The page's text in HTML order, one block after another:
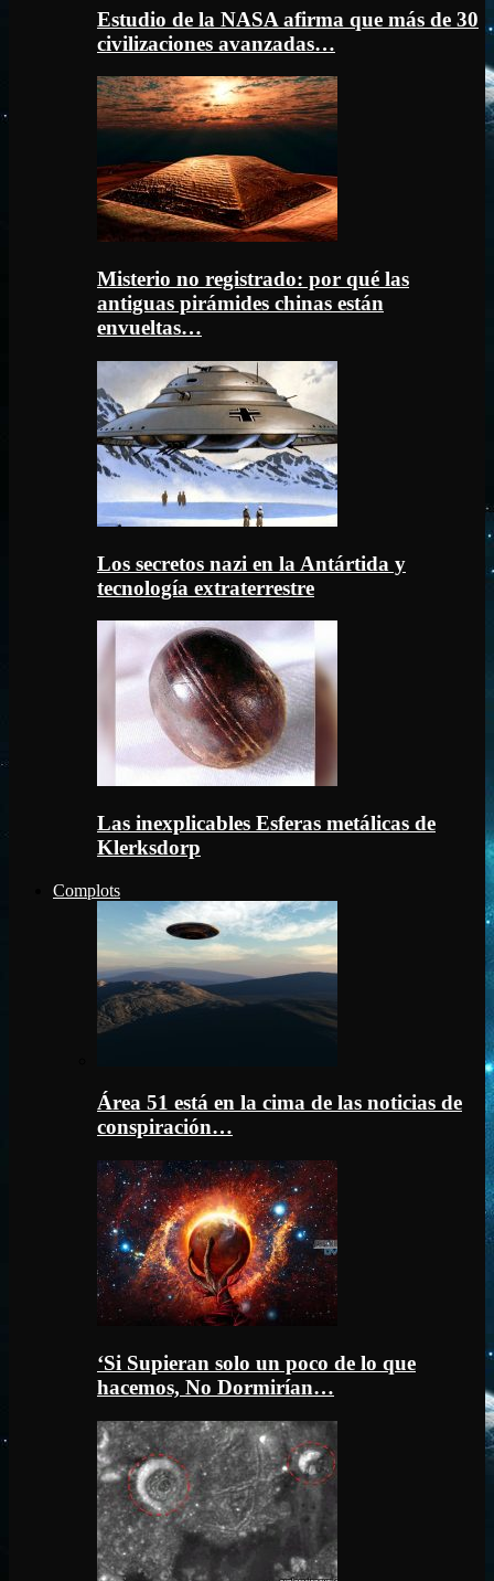
Estudio de la NASA afirma que más de 30
civilizaciones avanzadas…
Misterio no registrado: por qué las
antiguas pirámides chinas están
envueltas…
Los secretos nazi en la Antártida y
tecnología extraterrestre
Las inexplicables Esferas metálicas de
Klerksdorp
Complots
Área 51 está en la cima de las noticias de
conspiración…
‘Si Supieran solo un poco de lo que
hacemos, No Dormirían…